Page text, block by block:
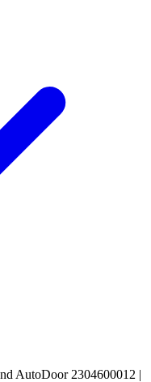
AutoDoor 2304600012 |